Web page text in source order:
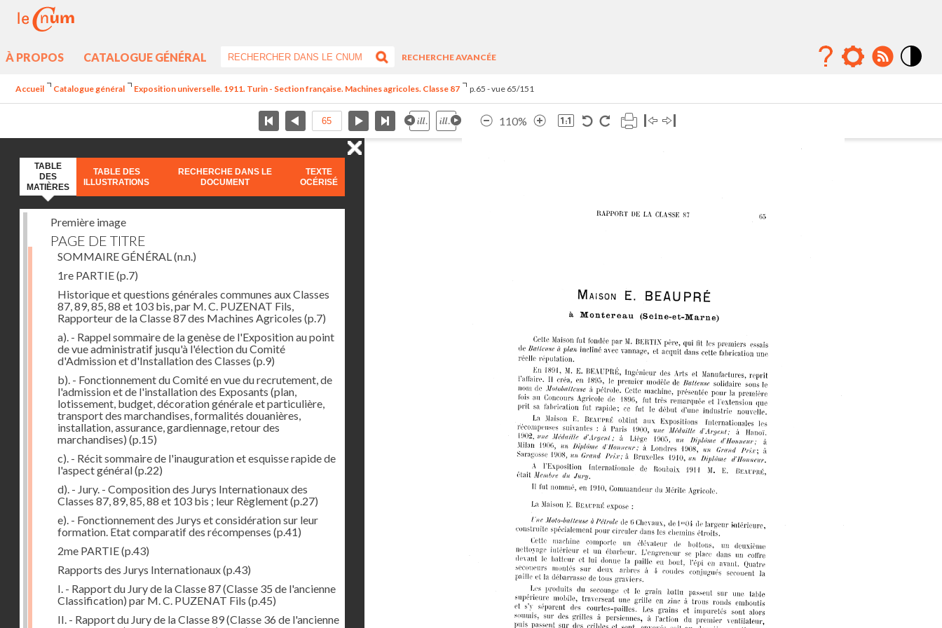
À PROPOS CATALOGUE GÉNÉRAL
RECHERCHE AVANCÉE
Accueil Catalogue général Exposition universelle. 1911. Turin - Section française. Machines agricoles. Classe 87 p.65 - vue 65/151
110%
TABLE
DES
MATIÈRES
TABLE DES
ILLUSTRATIONS
RECHERCHE DANS LE
DOCUMENT
TEXTE
OCÉRISÉ
Première image
PAGE DE TITRE
SOMMAIRE GÉNÉRAL(n.n.)
1re PARTIE(p.7)
Historique et questions générales communes aux Classes
87, 89, 85, 88 et 103 bis, par M. C. PUZENAT Fils,
Rapporteur de la Classe 87 des Machines Agricoles (p.7)
a). - Rappel sommaire de la genèse de l'Exposition au point
de vue administratif jusqu'à l'élection du Comité
d'Admission et d'Installation des Classes (p.9)
b). - Fonctionnement du Comité en vue du recrutement, de
l'admission et de l'installation des Exposants (plan,
lotissement, budget, décoration générale et particulière,
transport des marchandises, formalités douanières,
installation, assurance, gardiennage, retour des
marchandises) (p.15)
c). - Récit sommaire de l'inauguration et esquisse rapide de
l'aspect général(p.22)
d). - Jury. - Composition des Jurys Internationaux des
Classes 87, 89, 85, 88 et 103 bis ; leur Règlement(p.27)
e). - Fonctionnement des Jurys et considération sur leur
formation. Etat comparatif des récompenses (p.41)
2me PARTIE(p.43)
Rapports des Jurys Internationaux(p.43)
I. - Rapport du Jury de la Classe 87 (Classe 35 de l'ancienne
Classification) par M. C. PUZENAT Fils (p.45)
II. - Rapport du Jury de la Classe 89 (Classe 36 de l'ancienne